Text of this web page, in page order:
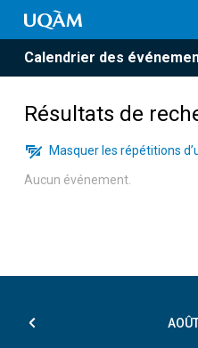
Calendrier des
Résultats de
Masquer les répétitions
Aucun événement.